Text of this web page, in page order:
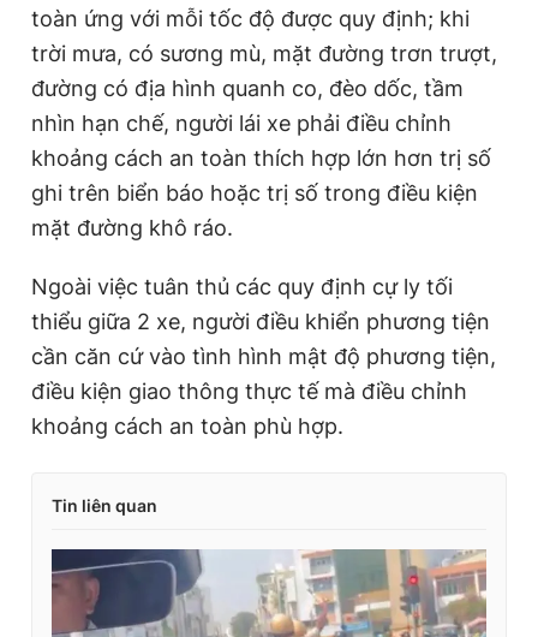
toàn ứng với mỗi tốc độ được quy định; khi
trời mưa, có sương mù, mặt đường trơn trượt,
đường có địa hình quanh co, đèo dốc, tầm
nhìn hạn chế, người lái xe phải điều chỉnh
khoảng cách an toàn thích hợp lớn hơn trị số
ghi trên biển báo hoặc trị số trong điều kiện
mặt đường khô ráo.
Ngoài việc tuân thủ các quy định cự ly tối
thiểu giữa 2 xe, người điều khiển phương tiện
cần căn cứ vào tình hình mật độ phương tiện,
điều kiện giao thông thực tế mà điều chỉnh
khoảng cách an toàn phù hợp.
Tin liên quan